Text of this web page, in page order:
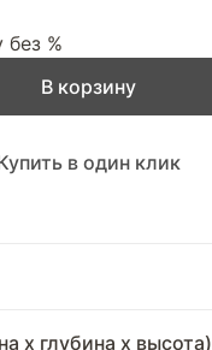
%
х глубина х высота)
В корзину
в один клик